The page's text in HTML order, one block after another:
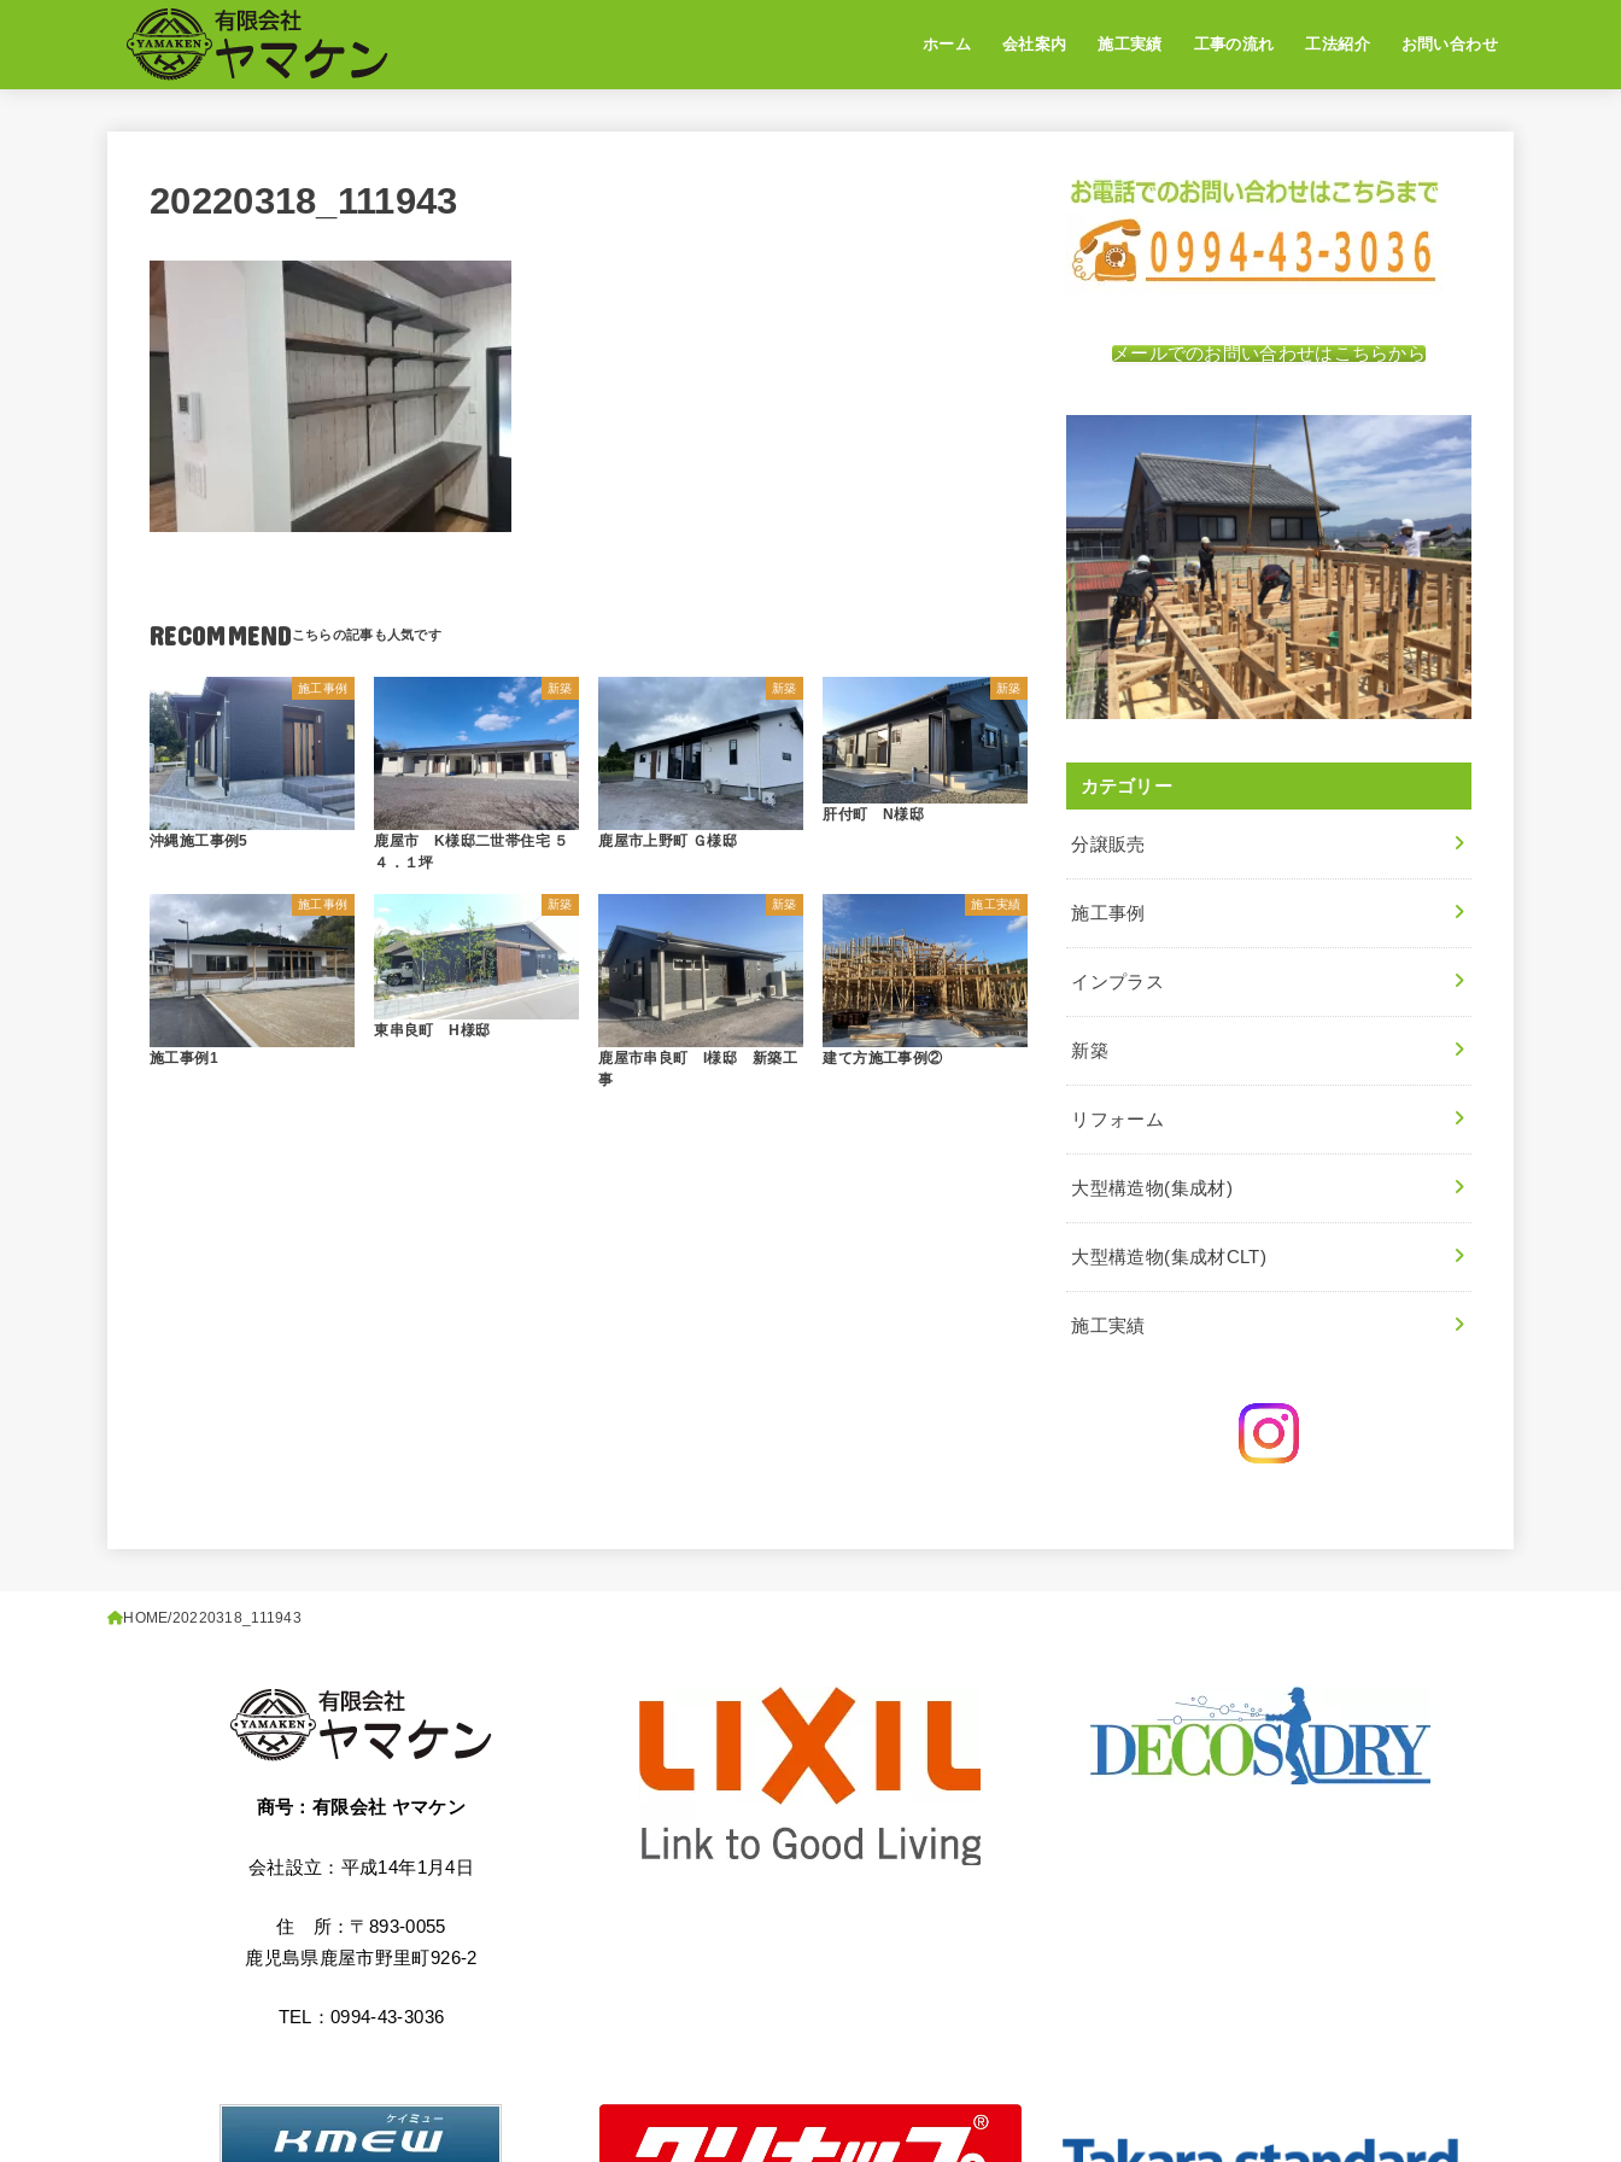
ホーム 会社案内 施工実績 工事の流れ 工法紹介 お問い合わせ
20220318_111943
RECOMMEND
施工事例
沖縄施工事例5
新築
鹿屋市 K様邸二世帯住宅 ５
４．１坪
新築
鹿屋市上野町 Ｇ様邸
新築
肝付町 N様邸
施工事例
施工事例1
新築
東串良町 H様邸
新築
鹿屋市串良町 I様邸 新築工
事
施工実績
建て方施工事例②
メールでのお問い合わせはこちらから
カテゴリー
分譲販売
施工事例
インプラス
新築
リフォーム
大型構造物(集成材)
大型構造物(集成材CLT)
施工実績
HOME 20220318_111943
商号：有限会社 ヤマケン
会社設立：平成14年1月4日
住 所：〒893-0055
鹿児島県鹿屋市野里町926-2
TEL：0994-43-3036